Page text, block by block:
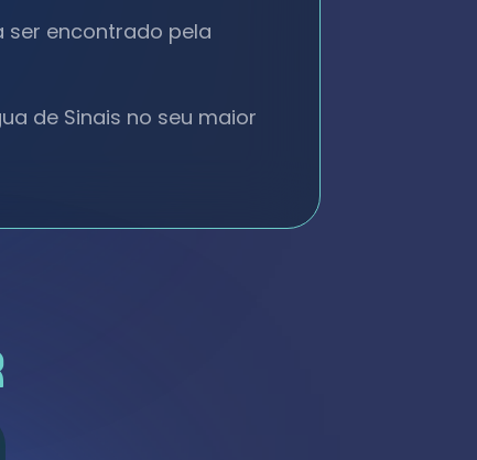
ser encontrado pela
de Sinais no seu maior